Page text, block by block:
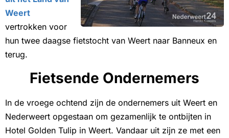
Weert
vertrokken voor
hun twee daagse fietstocht van Weert naar Banneux en
terug.
Fietsende Ondernemers
In de vroege ochtend zijn de ondernemers uit Weert en
Nederweert opgestaan om gezamenlijk te ontbijten in
Hotel Golden Tulip in Weert. Vandaar uit zijn ze met een